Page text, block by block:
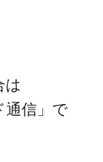
は
信」で